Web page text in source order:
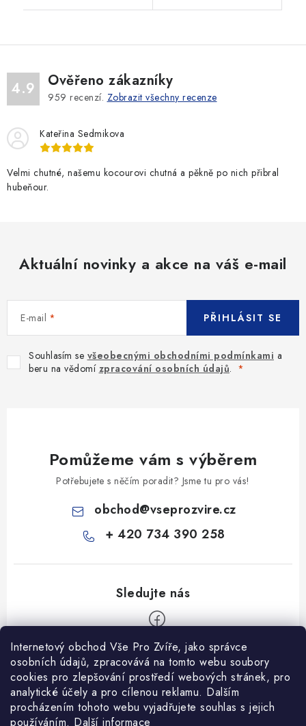
Internetový obchod Vše Pro Zvíře, jako správce
osobních údajů, zpracovává na tomto webu soubory
cookies pro zlepšování prostředí webových stránek, pro
analytické účely a pro cílenou reklamu. Dalším
procházením tohoto webu vyjadřujete souhlas s jejich
používáním. Další informace
4.9 Ověřeno zákazníky
959 recenzí. Zobrazit všechny recenze
Kateřina Sedmikova
Velmi chutné, našemu kocourovi chutná a pěkně po nich přibral
hubeňour.
Aktuální novinky a akce na váš e-mail
E-mail
Souhlasím se všeobecnými obchodními podmínkami a
beru na vědomí zpracování osobních údajů.
PŘIHLÁSIT SE
Pomůžeme vám s výběrem
Potřebujete s něčím poradit? Jsme tu pro vás!
obchod@vseprozvire.cz
+ 420 734 390 258
Informace pro Vás
Ceník dopravy